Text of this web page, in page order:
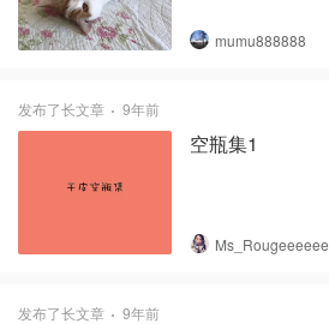
mumu888888
发布了长文章 9年前
空瓶集1
Ms_Rougeeeeee
发布了长文章 9年前